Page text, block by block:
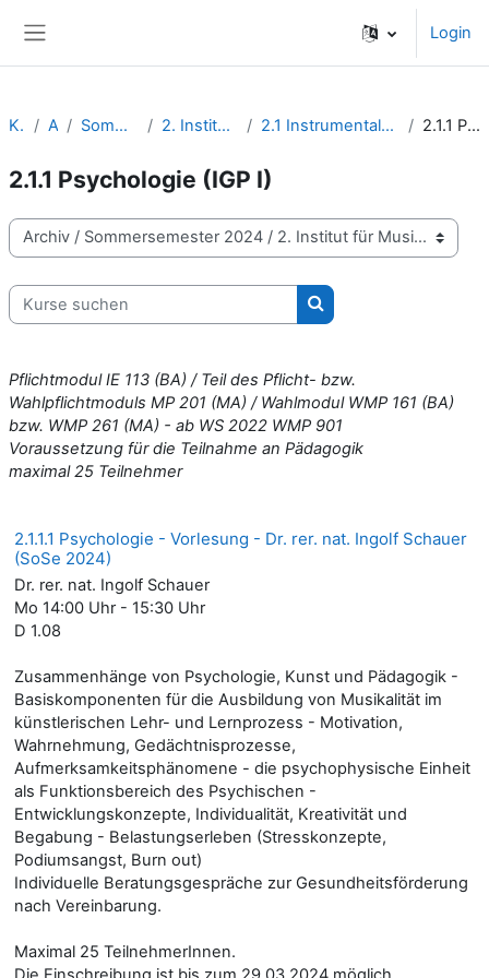
Login
Kurse Archiv Sommersemester 2024 2. Institut für Musikpädagogik 2.1 Instrumental- und Gesangspädagogik (IGP) I + II 2.1.1 Psychologie (IGP I)
2.1.1 Psychologie (IGP I)
Kursbereiche
Kurse suchen
Kurse suchen
Pflichtmodul IE 113 (BA) / Teil des Pflicht- bzw.
Wahlpflichtmoduls MP 201 (MA) / Wahlmodul WMP 161 (BA)
bzw. WMP 261 (MA) - ab WS 2022 WMP 901
Voraussetzung für die Teilnahme an Pädagogik
maximal 25 Teilnehmer
2.1.1.1 Psychologie - Vorlesung - Dr. rer. nat. Ingolf Schauer
(SoSe 2024)
Dr. rer. nat. Ingolf Schauer
Mo 14:00 Uhr - 15:30 Uhr
D 1.08
Zusammenhänge von Psychologie, Kunst und Pädagogik -
Basiskomponenten für die Ausbildung von Musikalität im
künstlerischen Lehr- und Lernprozess - Motivation,
Wahrnehmung, Gedächtnisprozesse,
Aufmerksamkeitsphänomene - die psychophysische Einheit
als Funktionsbereich des Psychischen -
Entwicklungskonzepte, Individualität, Kreativität und
Begabung - Belastungserleben (Stresskonzepte,
Podiumsangst, Burn out)
Individuelle Beratungsgespräche zur Gesundheitsförderung
nach Vereinbarung.
Maximal 25 TeilnehmerInnen.